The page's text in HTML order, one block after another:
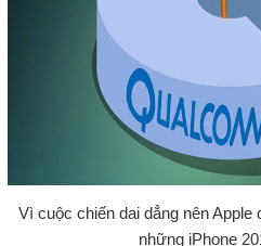
Vì cuộc chiến dai dẳng nên Apple
những iPhone